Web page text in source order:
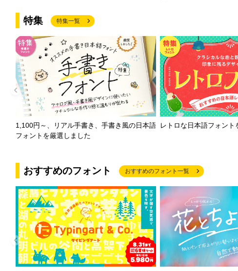
特集 特集一覧
1,100円～、リアル手書き、手書き風の日本語
フォントを厳選しました
レトロな日本語フォント
おすすめのフォント おすすめのフォント一覧